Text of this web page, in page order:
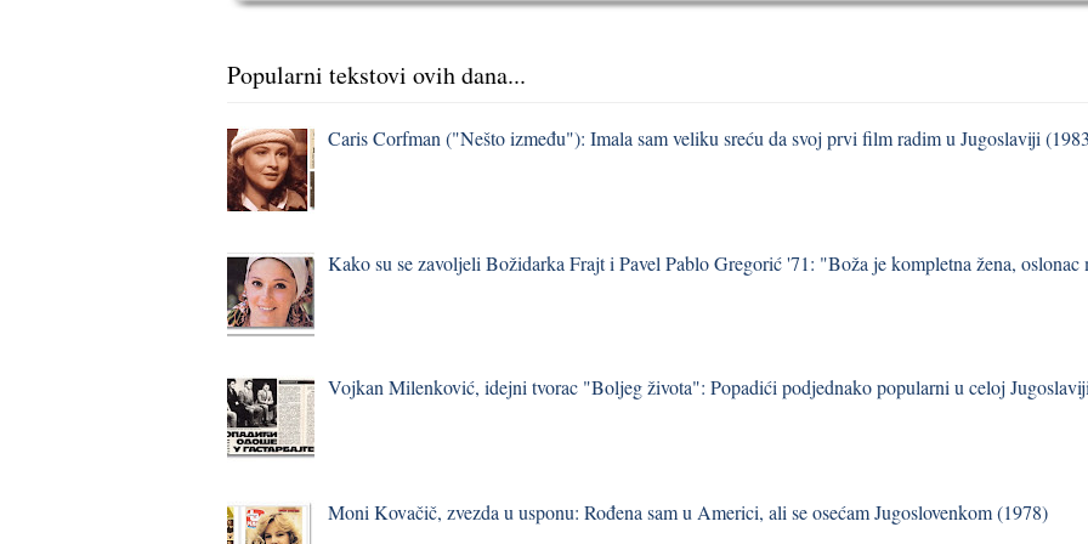
Popularni tekstovi ovih dana...
Caris Corfman ("Nešto između"): Imala sam veliku sreću da svoj prvi film radim u Jugoslaviji
Kako su se zavoljeli Božidarka Frajt i Pavel Pablo Gregorić '71: "Boža je kompletna žena, oslonac
Vojkan Milenković, idejni tvorac "Boljeg života": Popadići podjednako popularni u celoj
Moni Kovačič, zvezda u usponu: Rođena sam u Americi, ali se osećam Jugoslovenkom (1978)